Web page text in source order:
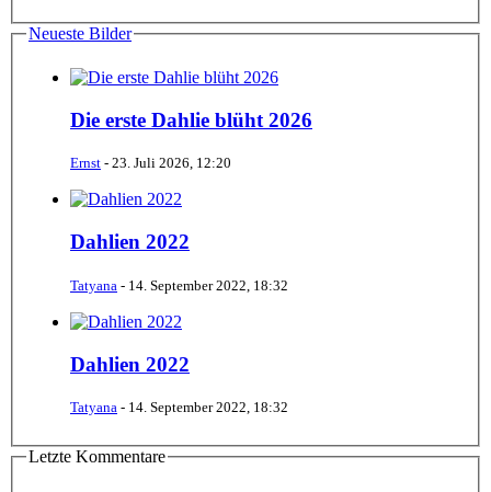
Neueste Bilder
Die erste Dahlie blüht 2026
Ernst - 23. Juli 2026, 12:20
Dahlien 2022
Tatyana - 14. September 2022, 18:32
Dahlien 2022
Tatyana - 14. September 2022, 18:32
Letzte Kommentare